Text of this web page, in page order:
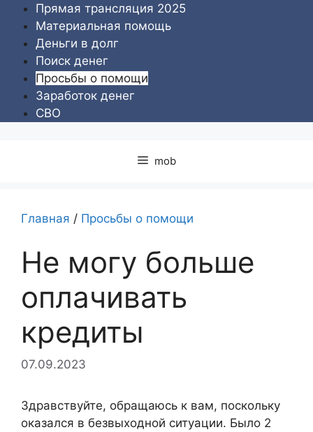
Перейти
содержимому
Прямая трансляция 2025
Материальная помощь
Деньги в долг
Поиск денег
Просьбы о помощи
Заработок денег
СВО
mob
Главная / Просьбы о помощи
Не могу больше
оплачивать
кредиты
07.09.2023
Здравствуйте, обращаюсь к вам, поскольку
оказался в безвыходной ситуации. Было 2